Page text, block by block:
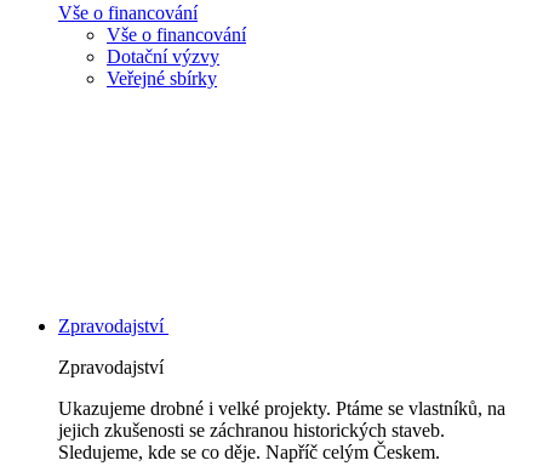
Vše o financování
Vše o financování
Dotační výzvy
Veřejné sbírky
Zpravodajství
Zpravodajství
Ukazujeme drobné i velké projekty. Ptáme se vlastníků, na
jejich zkušenosti se záchranou historických staveb.
Sledujeme, kde se co děje. Napříč celým Českem.